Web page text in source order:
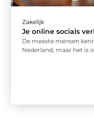
Zakelijk
Je online socials
De meeste mensen
Nederland, maar het is